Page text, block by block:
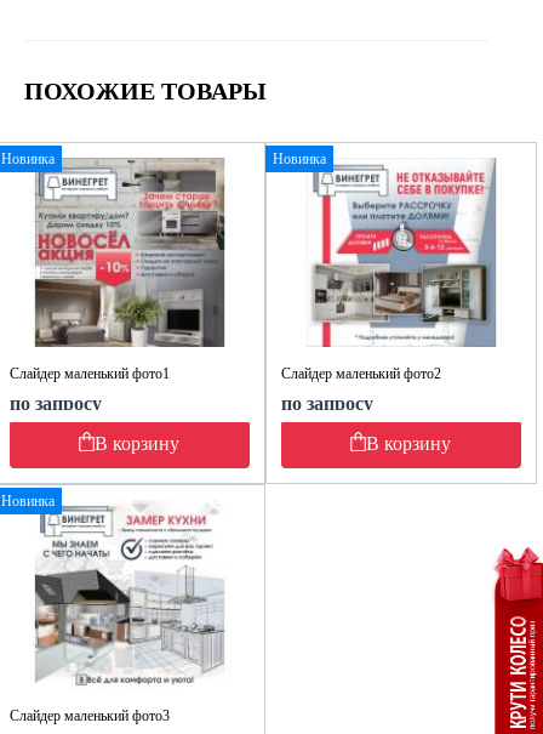
ПОХОЖИЕ ТОВАРЫ
Новинка
Слайдер маленький фото1
по запросу
В корзину
Новинка
Слайдер маленький фото2
по запросу
В корзину
Новинка
Слайдер маленький фото3